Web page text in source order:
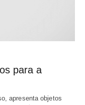
para a
apresenta objetos